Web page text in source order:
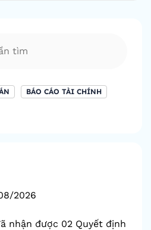
BÁO CÁO TÀI CHÍNH
2026
nhận được 02 Quyết định